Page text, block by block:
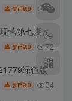
梦币9.9 56
引流到多渠道成交全链路
梦币9.9 72
绿色版
梦币9.9 34